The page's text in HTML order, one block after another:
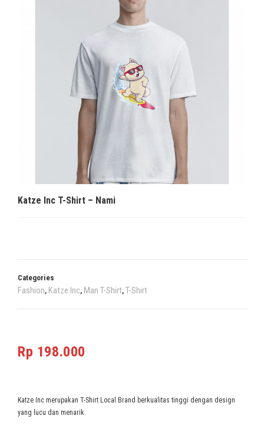
Katze Inc T-Shirt – Nami
Categories
Fashion, Katze Inc, Man T-Shirt, T-Shirt
Rp 198.000
Katze Inc merupakan T-Shirt Local Brand berkualitas tinggi dengan design
yang lucu dan menarik.